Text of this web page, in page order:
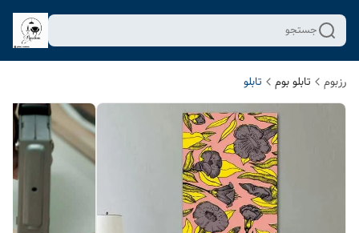
جستجو
رزبوم تابلو بوم تابلو